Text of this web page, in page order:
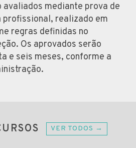
avaliados mediante prova de
realizado em
regras definidas no
Os aprovados serão
e seis meses, conforme a
VER TODOS →